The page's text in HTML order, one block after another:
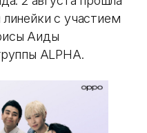
с участием
Аиды
ALPHA.